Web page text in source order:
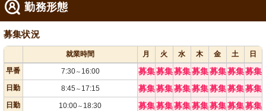
勤務形態
募集状況
就業時間 月 火 水 木 金 土
日
早番
7:30～ 16:00 募集募集募集募集募集募集募集
日勤 8:45 ～ 17:15 募集募集募集募集募集募集募集
日勤 10:00～ 18:30 募集募集募集募集募集募集募集